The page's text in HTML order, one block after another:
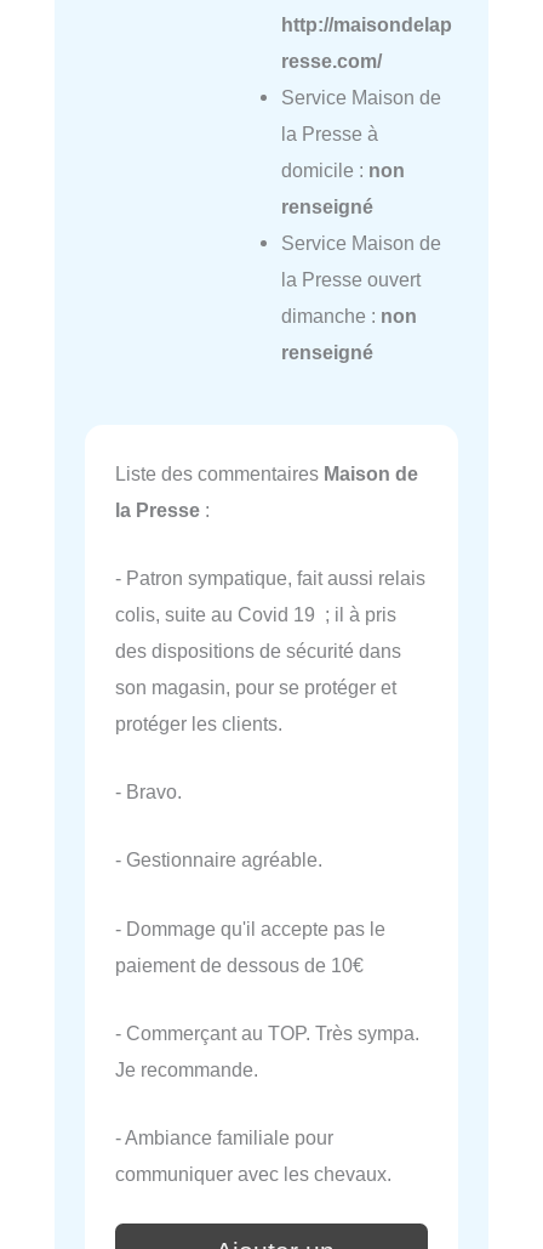
http://maisondelap
resse.com/
Service Maison de
la Presse à
domicile : non
renseigné
Service Maison de
la Presse ouvert
dimanche : non
renseigné
Liste des commentaires Maison de
la Presse :
- Patron sympatique, fait aussi relais
colis, suite au Covid 19 ; il à pris
des dispositions de sécurité dans
son magasin, pour se protéger et
protéger les clients.
- Bravo.
- Gestionnaire agréable.
- Dommage qu'il accepte pas le
paiement de dessous de 10€
- Commerçant au TOP. Très sympa.
Je recommande.
- Ambiance familiale pour
communiquer avec les chevaux.